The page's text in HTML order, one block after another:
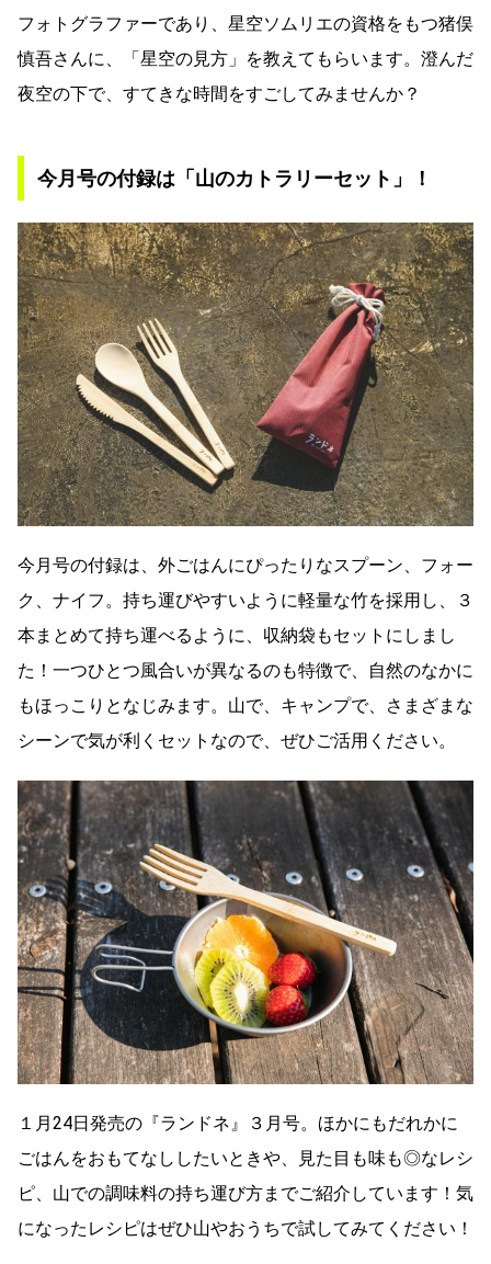
フォトグラファーであり、星空ソムリエの資格をもつ猪俣
慎吾さんに、「星空の見方」を教えてもらいます。澄んだ
夜空の下で、すてきな時間をすごしてみませんか？
今月号の付録は「山のカトラリーセット」！
今月号の付録は、外ごはんにぴったりなスプーン、フォー
ク、ナイフ。持ち運びやすいように軽量な竹を採用し、３
本まとめて持ち運べるように、収納袋もセットにしまし
た！一つひとつ風合いが異なるのも特徴で、自然のなかに
もほっこりとなじみます。山で、キャンプで、さまざまな
シーンで気が利くセットなので、ぜひご活用ください。
１月24日発売の『ランドネ』３月号。ほかにもだれかに
ごはんをおもてなししたいときや、見た目も味も◎なレシ
ピ、山での調味料の持ち運び方までご紹介しています！気
になったレシピはぜひ山やおうちで試してみてください！